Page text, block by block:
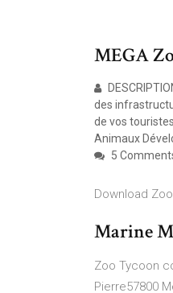
MEGA
des
de vos
Animaux
5
Download
Marine
Zoo Tycoon
Pierre57800